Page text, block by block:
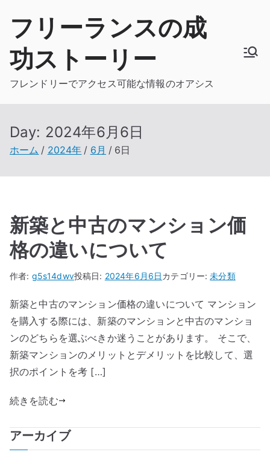
フリーランスの成
功ストーリー
フレンドリーでアクセス可能な情報のオアシス
Day: 2024年6月6日
ホーム 2024年 6月 6日
新築と中古のマンション価
格の違いについて
作者: g5s14dwv投稿日: 2024年6月6日カテゴリー:未分類
新築と中古のマンション価格の違いについて マンション
を購入する際には、新築のマンションと中古のマンショ
ンのどちらを選ぶべきか迷うことがあります。 そこで、
新築マンションのメリットとデメリットを比較して、選
択のポイントを考 […]
続きを読む
アーカイブ